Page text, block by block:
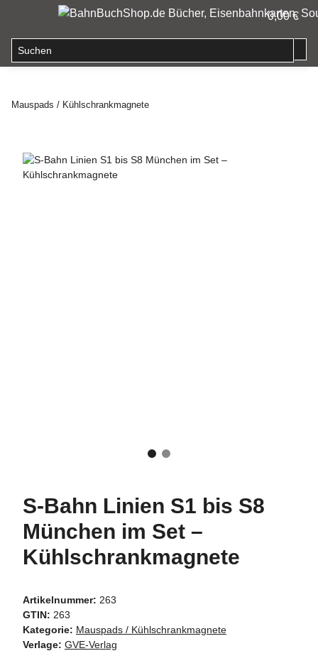
0,00 €
Mauspads / Kühlschrankmagnete
S-Bahn Linien S1 bis S8
München im Set –
Kühlschrankmagnete
Artikelnummer: 263
GTIN: 263
Kategorie: Mauspads / Kühlschrankmagnete
Verlage: GVE-Verlag